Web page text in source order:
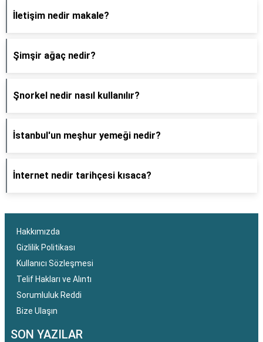
İletişim nedir makale?
Şimşir ağaç nedir?
Şnorkel nedir nasıl kullanılır?
İstanbul'un meşhur yemeği nedir?
İnternet nedir tarihçesi kısaca?
Hakkımızda
Gizlilik Politikası
Kullanıcı Sözleşmesi
Telif Hakları ve Alıntı
Sorumluluk Reddi
Bize Ulaşın
SON YAZILAR